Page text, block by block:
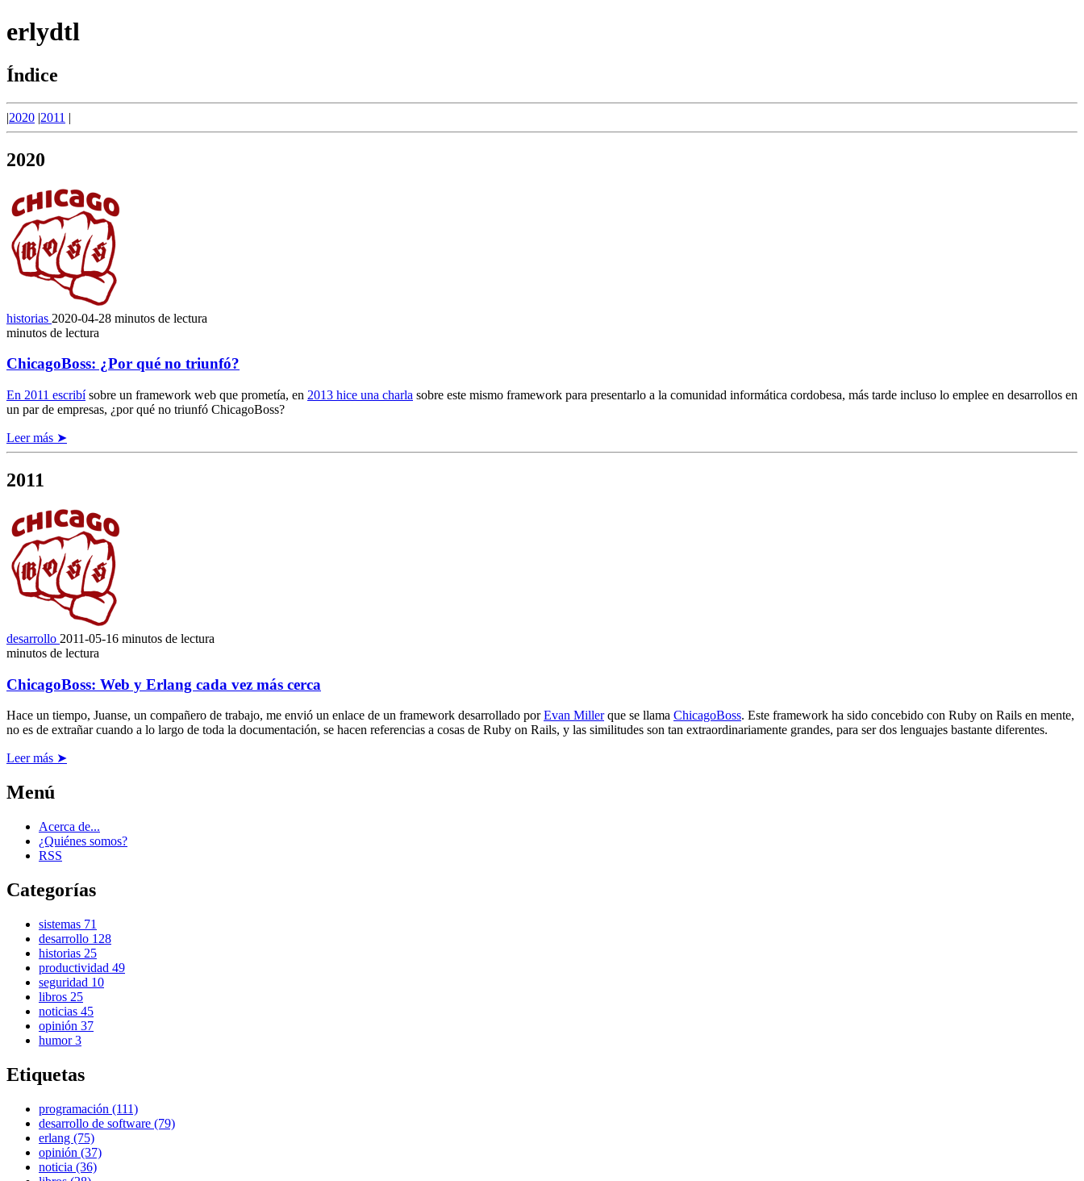
erlydtl
Índice
|2020 |2011 |
2020
historias 2020-04-28 minutos de lectura
minutos de lectura
ChicagoBoss: ¿Por qué no triunfó?
En 2011 escribísobre un framework web que prometía, en 2013 hice una charla sobre este mismo framework para presentarlo a la comunidad informática cordobesa, más tarde incluso lo emplee en desarrollos en
un par de empresas, ¿por qué no triunfó ChicagoBoss?
Leer más ➤
2011
desarrollo 2011-05-16 minutos de lectura
minutos de lectura
ChicagoBoss: Web y Erlang cada vez más cerca
Hace un tiempo, Juanse, un compañero de trabajo, me envió un enlace de un framework desarrollado porEvan Millerque se llama ChicagoBoss. Este framework ha sido concebido con Ruby on Rails en mente,
no es de extrañar cuando a lo largo de toda la documentación, se hacen referencias a cosas de Ruby on Rails, y las similitudes son tan extraordinariamente grandes, para ser dos lenguajes bastante diferentes.
Leer más ➤
Menú
Acerca de...
¿Quiénes somos?
RSS
Categorías
sistemas 71
desarrollo 128
historias 25
productividad 49
seguridad 10
libros 25
noticias 45
opinión 37
humor3
Etiquetas
programación (111)
desarrollo de software (79)
erlang (75)
opinión (37)
noticia (36)